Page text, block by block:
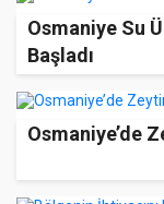
Osmaniye Su
Başladı
Osmaniye’de